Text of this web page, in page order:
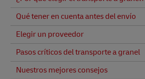
Qué tener en cuenta antes del envío
Elegir un proveedor
Pasos críticos del transporte a granel
Nuestros mejores consejos